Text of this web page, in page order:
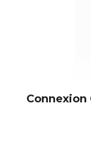
Connexion